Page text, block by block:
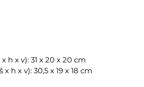
h x v): 31 x 20 x 20 cm
h x v): 30,5 x 19 x 18 cm